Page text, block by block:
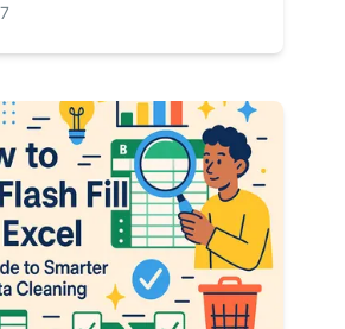
이러한 작업을 자동화하는